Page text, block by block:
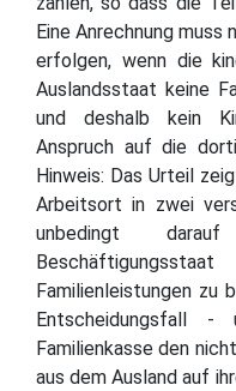
Eine Anrechnung muss
erfolgen, wenn die
Auslandsstaat keine
und deshalb kein
Anspruch auf die
Hinweis: Das Urteil
Arbeitsort in zwei
unbedingt
Familienleistungen zu
Entscheidungsfall
Familienkasse den
aus dem Ausland auf